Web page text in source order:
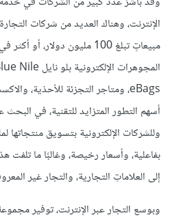
الإنترنت، وهناك العديد من شركات
مبيعاتٍ تبلغ 100 مليون دولار،
أسهم التطور المتزايد للتقنية، في البحث
وللشركات الإلكترونية بتسويق منتجاتها
بفاعلية، وأسعار رخيصة، وغالبًا ما تلفت
إلى العلاماتِ التجارية، والتجار غير
وبوسع التجار عبر الإنترنت، توفير